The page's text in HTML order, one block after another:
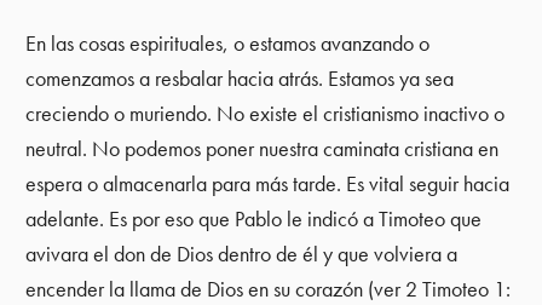
En las cosas espirituales, o estamos avanzando o
comenzamos a resbalar hacia atrás. Estamos ya sea
creciendo o muriendo. No existe el cristianismo inactivo o
neutral. No podemos poner nuestra caminata cristiana en
espera o almacenarla para más tarde. Es vital seguir hacia
adelante. Es por eso que Pablo le indicó a Timoteo que
avivara el don de Dios dentro de él y que volviera a
encender la llama de Dios en su corazón (ver 2 Timoteo 1: